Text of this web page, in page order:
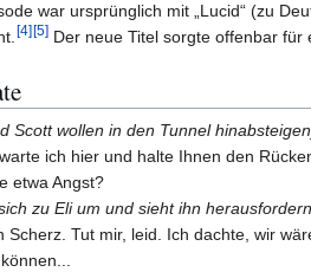
war ursprünglich mit „Lucid“ (zu
[4] [5] Der neue Titel sorgte offenbar für
Scott wollen in den Tunnel
ich hier und halte Ihnen den
etwa Angst?
zu Eli um und sieht ihn
Scherz. Tut mir, leid. Ich dachte, wir